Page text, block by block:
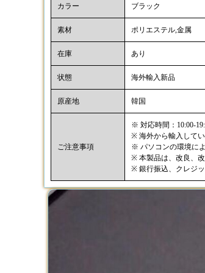
カラー ブラック
素材 ポリエステル,金属
在庫 あり
状態 海外輸入新品
原産地 韓国
ご注意事項
※ 対応時間：10:00-
※ 海外から輸入して
※ パソコンの環境に
※ 本製品は、改良、
※ 銀行振込、クレジ